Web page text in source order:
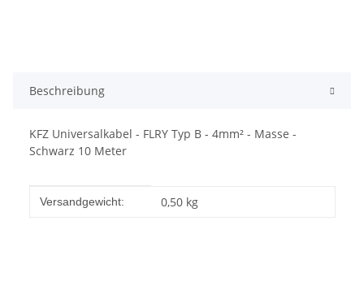
Beschreibung
KFZ Universalkabel - FLRY Typ B - 4mm² - Masse -
Schwarz 10 Meter
Produkteigenschaft
Wert
Versandgewicht: 0,50 kg